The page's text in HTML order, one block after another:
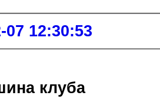
07 12:30:53
клуба